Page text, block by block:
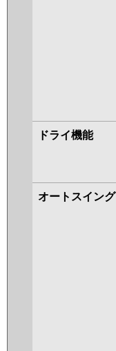
ドライ機能
オートスイング